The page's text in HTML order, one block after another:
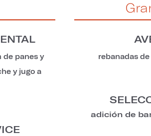
de panes y
y jugo a
rebanadas
adición de